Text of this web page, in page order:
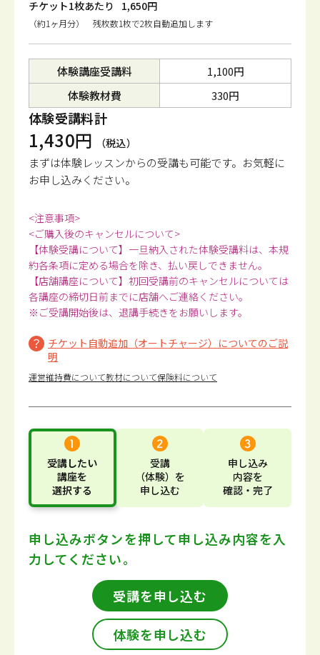
チケット1枚あたり 1,650円
（約1ヶ月分） 残枚数1枚で2枚自動追加します
体験講座受講料
1,100円
体験教材費
330円
体験受講料計
1,430円 （税込）
まずは体験レッスンからの受講も可能です。 お気軽に
お申し込みください。
<注意事項>
<ご購入後のキャンセルについて>
【体験受講について】一旦納入された体験受講料は、本規
約各条項に定める場合を除き、払い戻しできません。
【店舗講座について】初回受講前のキャンセルについては
各講座の締切日前までに店舗へご連絡ください。
※ご受講開始後は、退講手続きをお願いします。
チケット自動追加（オートチャージ）についてのご説
明
運営維持費について教材について保険料について
受講したい
講座を
選択する
受講
（体験） を
申し込む
申し込み
内容を
確認・完了
申し込みボタンを押して申し込み内容を入
力してください。
受講を申し込む
体験を申し込む